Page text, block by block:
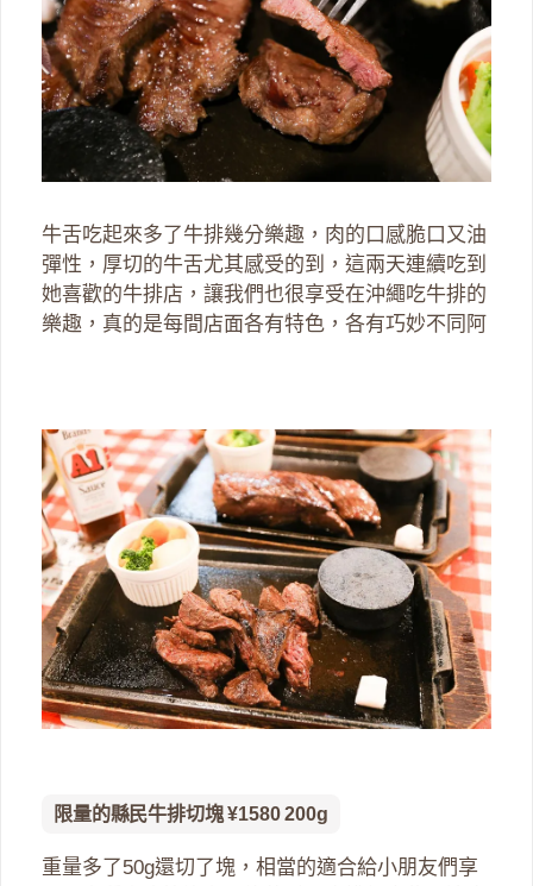
牛舌吃起來多了牛排幾分樂趣，肉的口感脆口又油
彈性，厚切的牛舌尤其感受的到，這兩天連續吃到
她喜歡的牛排店，讓我們也很享受在沖繩吃牛排的
樂趣，真的是每間店面各有特色，各有巧妙不同阿
限量的縣民牛排切塊 ¥1580 200g
重量多了50g還切了塊，相當的適合給小朋友們享